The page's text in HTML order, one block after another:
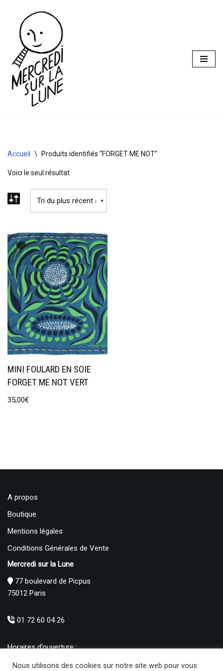
Aller
contenu
Accueil \ Produits identifiés “FORGET ME NOT”
Voici le seul résultat
MINI FOULARD EN SOIE
FORGET ME NOT VERT
35,00€
A propos
Boutique
Mentions légales
Conditions Générales de Vente
Mercredi sur la Lune
77 boulevard de Picpus
75012 Paris
01 72 60 04 26
Horaires d’ouverture :
Nous utilisons des cookies sur notre site web pour vous